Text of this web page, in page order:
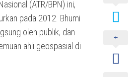
(ATR/BPN) ini,
pada 2012. Bhumi
oleh publik, dan
ahli geospasial di